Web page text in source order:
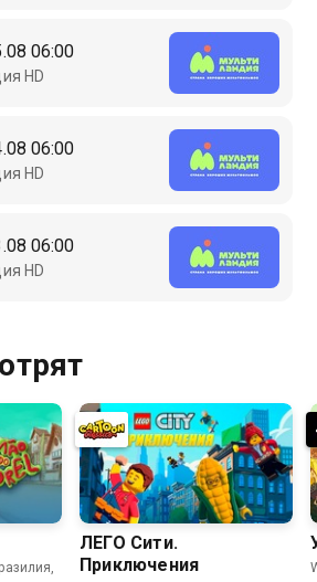
06:00
HD
06:00
HD
06:00
HD
ЛЕГО Сити.
Приключения